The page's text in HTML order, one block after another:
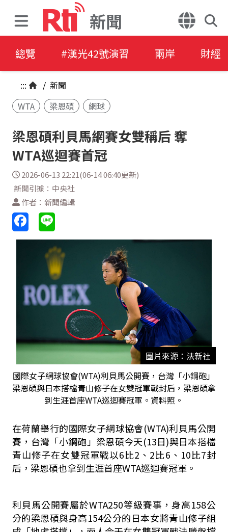
新聞
總覽 #漢光42號演習 兩岸 財經
::: / 新聞
WTA
梁恩碩 網球
梁恩碩利貝馬網賽女雙稱后 奪
WTA巡迴賽首冠
2026-06-13 22:21(06-14 06:40更新)
新聞引據：中央社
作者：新聞編輯
圖片來源：法新社
國際女子網球協會(WTA)利貝馬公開賽，台灣「小鋼砲」
梁恩碩與日本搭檔青山修子在女雙冠軍戰封后，梁恩碩拿
到生涯首座WTA巡迴賽冠軍。資料照。
在荷蘭舉行的國際女子網球協會(WTA)利貝馬公開
賽，台灣「小鋼砲」梁恩碩今天(13日)與日本搭檔
青山修子在女雙冠軍戰以6比2、2比6、10比7封
后，梁恩碩也拿到生涯首座WTA巡迴賽冠軍。
利貝馬公開賽屬於WTA250等級賽事，身高158公
分的梁恩碩與身高154公分的日本女將青山修子組